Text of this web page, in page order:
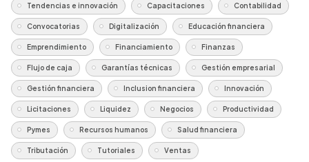
Tendencias e innovación Capacitaciones Contabilidad
Convocatorias Digitalización Educación financiera
Emprendimiento Financiamiento Finanzas
Flujo de caja Garantías técnicas Gestión empresarial
Gestión financiera Inclusion financiera Innovación
Licitaciones Liquidez Negocios Productividad
Pymes Recursos humanos Salud financiera
Tributación Tutoriales Ventas